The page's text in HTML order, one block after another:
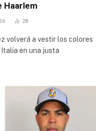
Haarlem
28
volverá a vestir los colores
en una justa